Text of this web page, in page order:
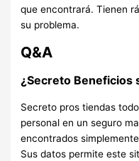
que encontrará. Tienen
su problema.
Q&A
¿Secreto Beneficios
Secreto pros tiendas
personal en un seguro
encontrados
Sus datos permite este